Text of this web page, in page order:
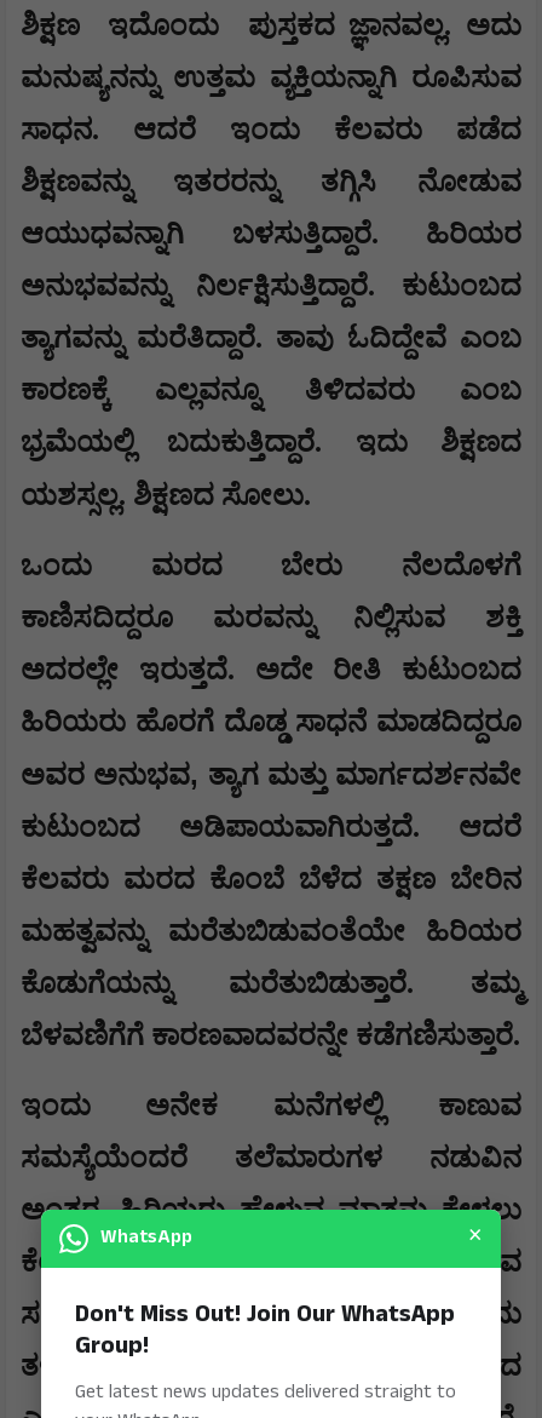
ಶಿಕ್ಷಣ ಇದೊಂದು
ಪುಸ್ತಕದ ಜ್ಞಾನವಲ್ಲ. ಅದು
ಮನುಷ್ಯನನ್ನು ಉತ್ತಮ ವ್ಯಕ್ತಿಯನ್ನಾಗಿ ರೂಪಿಸುವ
ಸಾಧನ. ಆದರೆ ಇಂದು ಕೆಲವರು ಪಡೆದ
ಶಿಕ್ಷಣವನ್ನು ಇತರರನ್ನು ತಗ್ಗಿಸಿ ನೋಡುವ
ಆಯುಧವನ್ನಾಗಿ ಬಳಸುತ್ತಿದ್ದಾರೆ. ಹಿರಿಯರ
ಅನುಭವವನ್ನು ನಿರ್ಲಕ್ಷಿಸುತ್ತಿದ್ದಾರೆ. ಕುಟುಂಬದ
ತ್ಯಾಗವನ್ನು ಮರೆತಿದ್ದಾರೆ. ತಾವು ಓದಿದ್ದೇವೆ ಎಂಬ
ಕಾರಣಕ್ಕೆ ಎಲ್ಲವನ್ನೂ ತಿಳಿದವರು ಎಂಬ
ಭ್ರಮೆಯಲ್ಲಿ ಬದುಕುತ್ತಿದ್ದಾರೆ. ಇದು ಶಿಕ್ಷಣದ
ಯಶಸ್ಸಲ್ಲ. ಶಿಕ್ಷಣದ ಸೋಲು.
ಒಂದು ಮರದ ಬೇರು ನೆಲದೊಳಗೆ
ಕಾಣಿಸದಿದ್ದರೂ ಮರವನ್ನು ನಿಲ್ಲಿಸುವ ಶಕ್ತಿ
ಅದರಲ್ಲೇ ಇರುತ್ತದೆ. ಅದೇ ರೀತಿ ಕುಟುಂಬದ
ಹಿರಿಯರು ಹೊರಗೆ ದೊಡ್ಡ ಸಾಧನೆ ಮಾಡದಿದ್ದರೂ
ಅವರ ಅನುಭವ, ತ್ಯಾಗ ಮತ್ತು ಮಾರ್ಗದರ್ಶನವೇ
ಕುಟುಂಬದ ಅಡಿಪಾಯವಾಗಿರುತ್ತದೆ. ಆದರೆ
ಕೆಲವರು ಮರದ ಕೊಂಬೆ ಬೆಳೆದ ತಕ್ಷಣ ಬೇರಿನ
ಮಹತ್ವವನ್ನು ಮರೆತುಬಿಡುವಂತೆಯೇ ಹಿರಿಯರ
ಕೊಡುಗೆಯನ್ನು ಮರೆತುಬಿಡುತ್ತಾರೆ. ತಮ್ಮ
ಬೆಳವಣಿಗೆಗೆ ಕಾರಣವಾದವರನ್ನೇ ಕಡೆಗಣಿಸುತ್ತಾರೆ.
ಇಂದು ಅನೇಕ ಮನೆಗಳಲ್ಲಿ ಕಾಣುವ
ಸಮಸ್ಯೆಯೆಂದರೆ ತಲೆಮಾರುಗಳ ನಡುವಿನ
ಅಂತರ. ಹಿರಿಯರು ಹೇಳುವ ಮಾತನ್ನು ಕೇಳಲು
ಕೆಲವರಿಗೆ ತಾಳ್ಮೆಯಿಲ್ಲ. ಅವರು ನೀಡುವ
ಸಲಹೆಯನ್ನು ಹಳೆಯ ಕಾಲದ ಮಾತು ಎಂದು
ತಳ್ಳಿಹಾಕುತ್ತಾರೆ. ಅನುಭವದಿಂದ ಬಂದ
WhatsApp ×
Don't Miss Out! Join Our WhatsApp
Group!
Get latest news updates delivered straight to